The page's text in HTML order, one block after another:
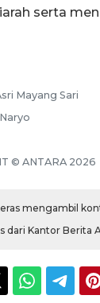
serta
Mayang Sari
© ANTARA 2026
mengambil
dari Kantor Berita